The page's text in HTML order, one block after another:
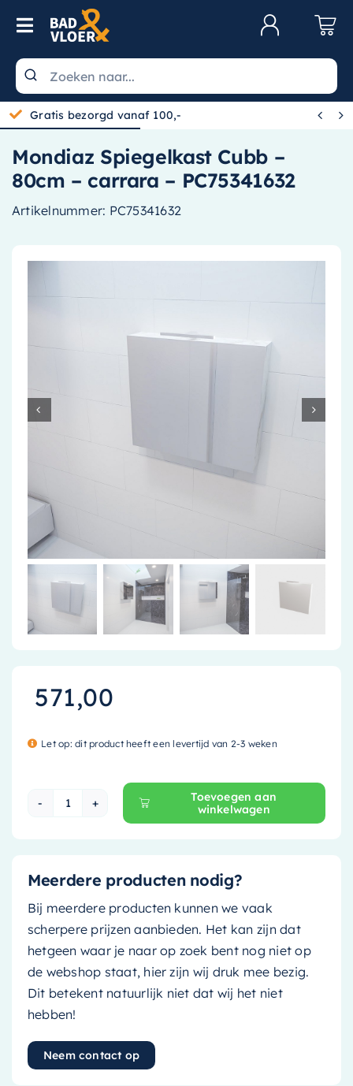
Skip to content
Toggle Navigation
Wastafels
Toiletten
Spiegels
Badkamermeubels
Baden
Accessoires
Installatiemateriaal
Gratis bezorgd vanaf 100,-  
Mondiaz Spiegelkast Cubb –
80cm – carrara – PC75341632
Artikelnummer: PC75341632
571,00
Let op: dit product heeft een levertijd van 2-3 weken
Mondiaz Spiegelkast Cubb - 80cm - carrara -
Toevoegen aan
winkelwagen
Meerdere producten nodig?
Bij meerdere producten kunnen we vaak
scherpere prijzen aanbieden. Het kan zijn dat
hetgeen waar je naar op zoek bent nog niet op
de webshop staat, hier zijn wij druk mee bezig.
Dit betekent natuurlijk niet dat wij het niet
hebben!
Neem contact op